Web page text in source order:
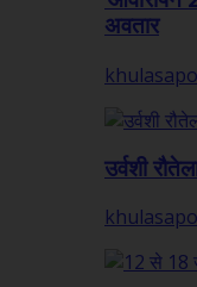
अवतार
उर्वशी